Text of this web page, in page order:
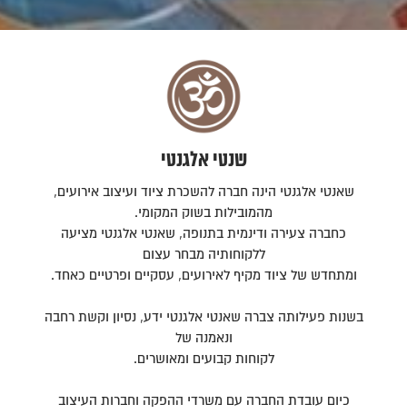
שנטי אלגנטי
שאנטי אלגנטי הינה חברה להשכרת ציוד ועיצוב אירועים,
מהמובילות בשוק המקומי.
כחברה צעירה ודינמית בתנופה, שאנטי אלגנטי מציעה
ללקוחותיה מבחר עצום
ומתחדש של ציוד מקיף לאירועים, עסקיים ופרטיים כאחד.
בשנות פעילותה צברה שאנטי אלגנטי ידע, נסיון וקשת רחבה
ונאמנה של
לקוחות קבועים ומאושרים.
כיום עובדת החברה עם משרדי ההפקה וחברות העיצוב